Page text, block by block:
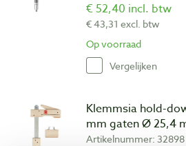
€ 52,40 incl. btw
€ 43,31 excl. btw
Op voorraad
Vergelijken
Klemmsia hold-
mm gaten Ø 25,4
Artikelnummer: 32898